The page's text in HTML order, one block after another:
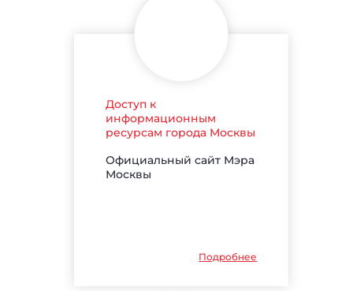
Доступ к
информационным
ресурсам города Москвы
Официальный сайт Мэра
Москвы
Подробнее